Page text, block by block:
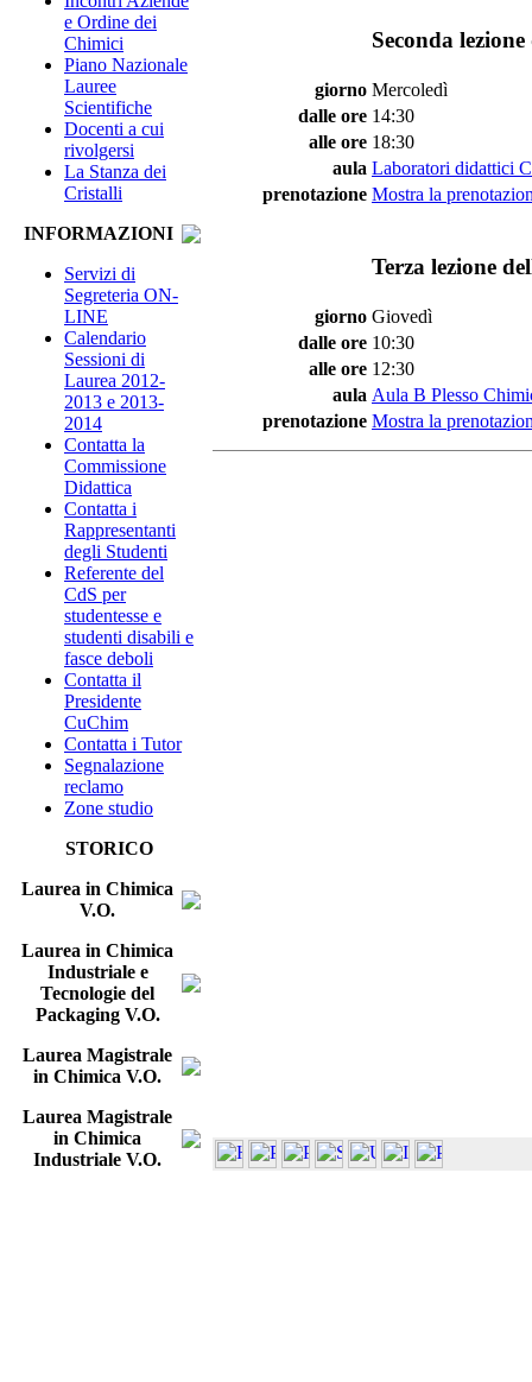
e Ordine dei
Chimici
Piano Nazionale
Lauree
Scientifiche
Docenti a cui
rivolgersi
La Stanza dei
Cristalli
INFORMAZIONI
Servizi di
Segreteria ON-
LINE
Calendario
Sessioni di
Laurea 2012-
2013 e 2013-
2014
Contatta la
Commissione
Didattica
Contatta i
Rappresentanti
degli Studenti
Referente del
CdS per
studentesse e
studenti disabili e
fasce deboli
Contatta il
Presidente
CuChim
Contatta i Tutor
Segnalazione
reclamo
Zone studio
STORICO
Laurea in Chimica
V.O.
Laurea in Chimica
Industriale e
Tecnologie del
Packaging V.O.
Laurea Magistrale
in Chimica V.O.
Laurea Magistrale
in Chimica
Industriale V.O.
Seconda
giorno Mercoledì
dalle ore 14:30
alle ore 18:30
aula Laboratori didattici
prenotazione Mostra la
Terza lezione
giorno Giovedì
dalle ore 10:30
alle ore 12:30
aula Aula B Plesso
prenotazione Mostra la